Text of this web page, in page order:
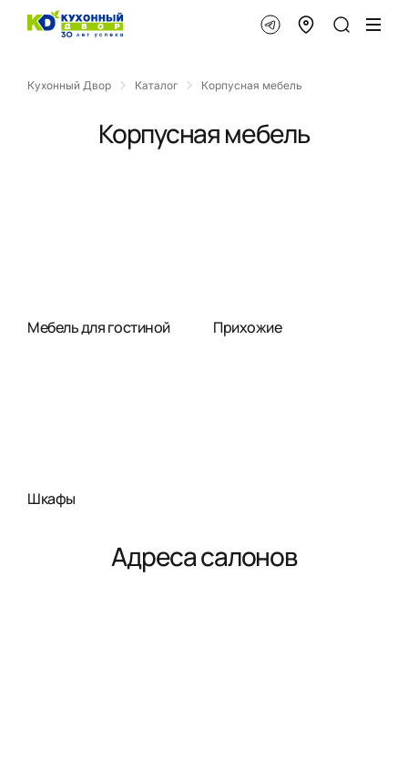
Кухонный Двор Каталог Корпусная мебель
Корпусная мебель
Мебель для гостиной Прихожие
Шкафы
Адреса салонов